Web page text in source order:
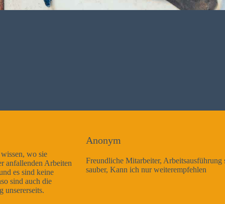
Freundliche Mitarbeiter, Arbeitsausführung sehr gut und sehr
sauber, Kann ich nur weiterempfehlen